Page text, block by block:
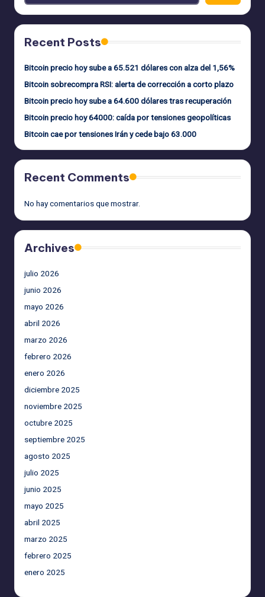
Recent Posts
Bitcoin precio hoy sube a 65.521 dólares con alza del 1,56%
Bitcoin sobrecompra RSI: alerta de corrección a corto plazo
Bitcoin precio hoy sube a 64.600 dólares tras recuperación
Bitcoin precio hoy 64000: caída por tensiones geopolíticas
Bitcoin cae por tensiones Irán y cede bajo 63.000
Recent Comments
No hay comentarios que mostrar.
Archives
julio 2026
junio 2026
mayo 2026
abril 2026
marzo 2026
febrero 2026
enero 2026
diciembre 2025
noviembre 2025
octubre 2025
septiembre 2025
agosto 2025
julio 2025
junio 2025
mayo 2025
abril 2025
marzo 2025
febrero 2025
enero 2025